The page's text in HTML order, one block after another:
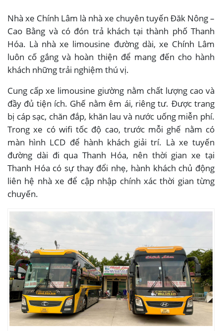
Nhà xe Chính Lâm là nhà xe chuyên tuyến Đăk Nông –
Cao Bằng và có đón trả khách tại thành phố Thanh
Hóa. Là nhà xe limousine đường dài, xe Chính Lâm
luôn cố gắng và hoàn thiện để mang đến cho hành
khách những trải nghiệm thú vị.
Cung cấp xe limousine giường nằm chất lượng cao và
đầy đủ tiện ích. Ghế nằm êm ái, riêng tư. Được trang
bị cáp sạc, chăn đắp, khăn lau và nước uống miễn phí.
Trong xe có wifi tốc độ cao, trước mỗi ghế nằm có
màn hình LCD để hành khách giải trí. Là xe tuyến
đường dài đi qua Thanh Hóa, nên thời gian xe tại
Thanh Hóa có sự thay đổi nhẹ, hành khách chủ động
liên hệ nhà xe để cập nhập chính xác thời gian từng
chuyến.